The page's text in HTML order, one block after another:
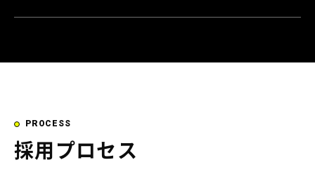
PROCESS
採用プロセス